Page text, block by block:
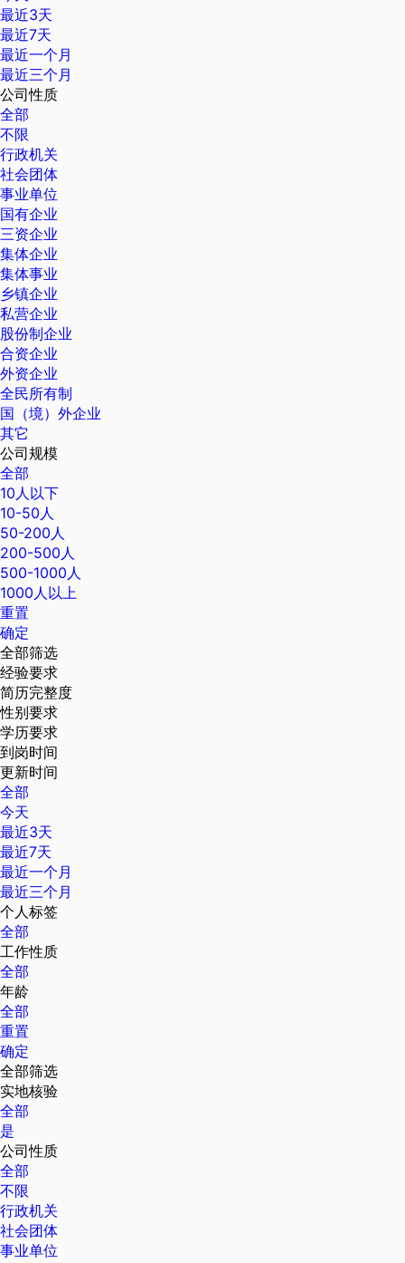
最近3天
最近7天
最近一个月
最近三个月
公司性质
全部
不限
行政机关
社会团体
事业单位
国有企业
三资企业
集体企业
集体事业
乡镇企业
私营企业
股份制企业
合资企业
外资企业
全民所有制
国（境）外企业
其它
公司规模
全部
10人以下
10-50人
50-200人
200-500人
500-1000人
1000人以上
重置
确定
全部筛选
经验要求
简历完整度
性别要求
学历要求
到岗时间
更新时间
全部
今天
最近3天
最近7天
最近一个月
最近三个月
个人标签
全部
工作性质
全部
年龄
全部
重置
确定
全部筛选
实地核验
全部
是
公司性质
全部
不限
行政机关
社会团体
事业单位